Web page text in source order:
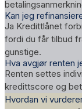
Kan jeg
Ja Kredittlånet
fordi du får tilbud
gunstige.
Hva avgjør renten
Renten settes
kredittscore og
Hvordan vi